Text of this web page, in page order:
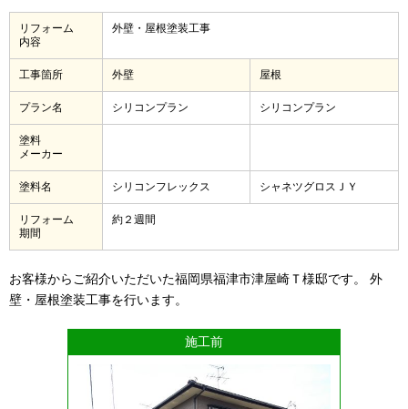
リフォーム
内容
外壁・屋根塗装工事
工事箇所 外壁 屋根
プラン名 シリコンプラン シリコンプラン
塗料
メーカー
塗料名 シリコンフレックス シャネツグロスＪＹ
リフォーム
期間
約２週間
お客様からご紹介いただいた福岡県福津市津屋崎Ｔ様邸です。 外
壁・屋根塗装工事を行います。
施工前